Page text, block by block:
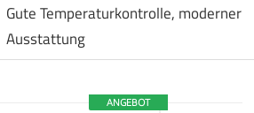
Gute Temperaturkontrolle, moderner
Ausstattung
ANGEBOT